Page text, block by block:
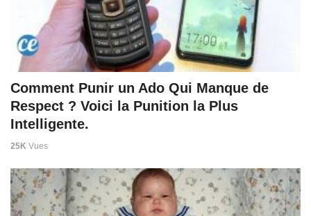
Comment Punir un Ado Qui Manque de
Respect ? Voici la Punition la Plus
Intelligente.
25K Vues